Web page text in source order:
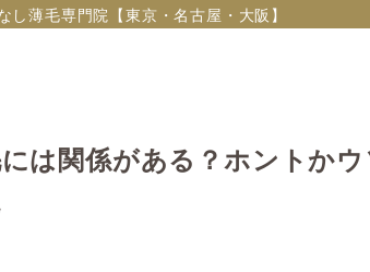
し薄毛専門院【東京・名古屋・大阪】
は関係がある？ホントか